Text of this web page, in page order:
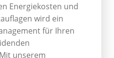
Energiekosten und
wird ein
für Ihren
unserem